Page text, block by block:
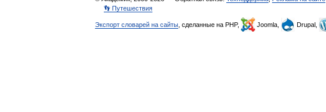
👣 Путешествия
Экспорт словарей на сайты , сделанные на PHP, Joomla, Drupal,